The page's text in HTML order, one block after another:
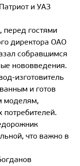
и УАЗ
гостями
директора ОАО
собравшимся
нововведения.
изготовитель
и готов
моделям,
потребителей.
что важно в